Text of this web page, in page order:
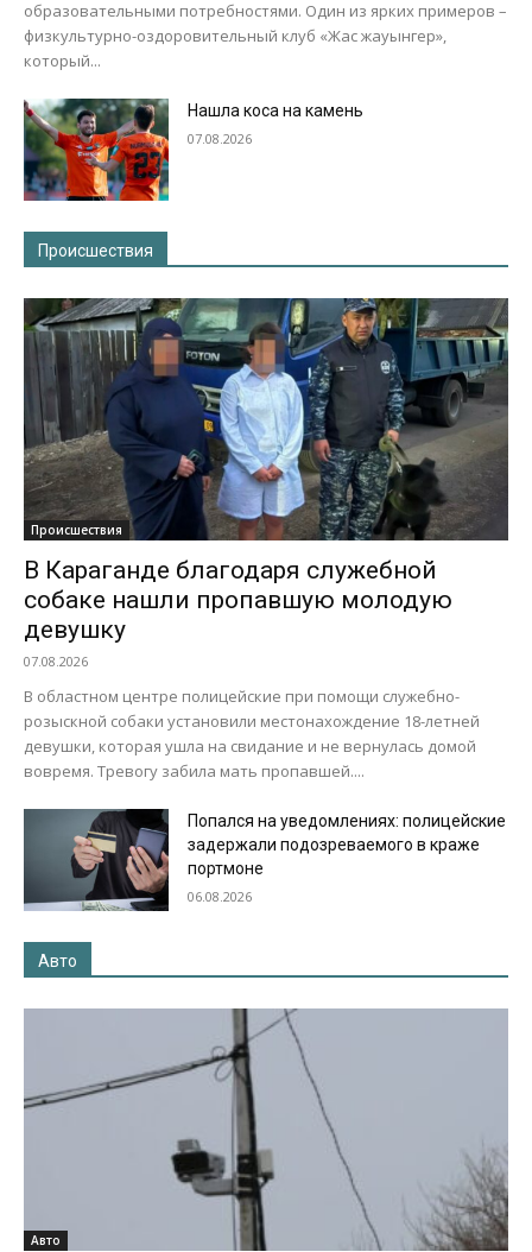
образовательными потребностями. Один из ярких примеров –
физкультурно-оздоровительный клуб «Жас жауынгер»,
который...
Нашла коса на камень
07.08.2026
Происшествия
Происшествия
В Караганде благодаря служебной
собаке нашли пропавшую молодую
девушку
07.08.2026
В областном центре полицейские при помощи служебно-
розыскной собаки установили местонахождение 18-летней
девушки, которая ушла на свидание и не вернулась домой
вовремя. Тревогу забила мать пропавшей....
Попался на уведомлениях: полицейские
задержали подозреваемого в краже
портмоне
06.08.2026
Авто
Авто